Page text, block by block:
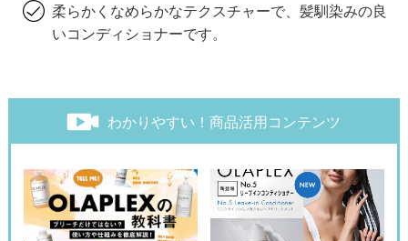
柔らかくなめらかなテクスチャーで、髪馴染みの良
いコンディショナーです。
わかりやすい！商品活用コンテンツ